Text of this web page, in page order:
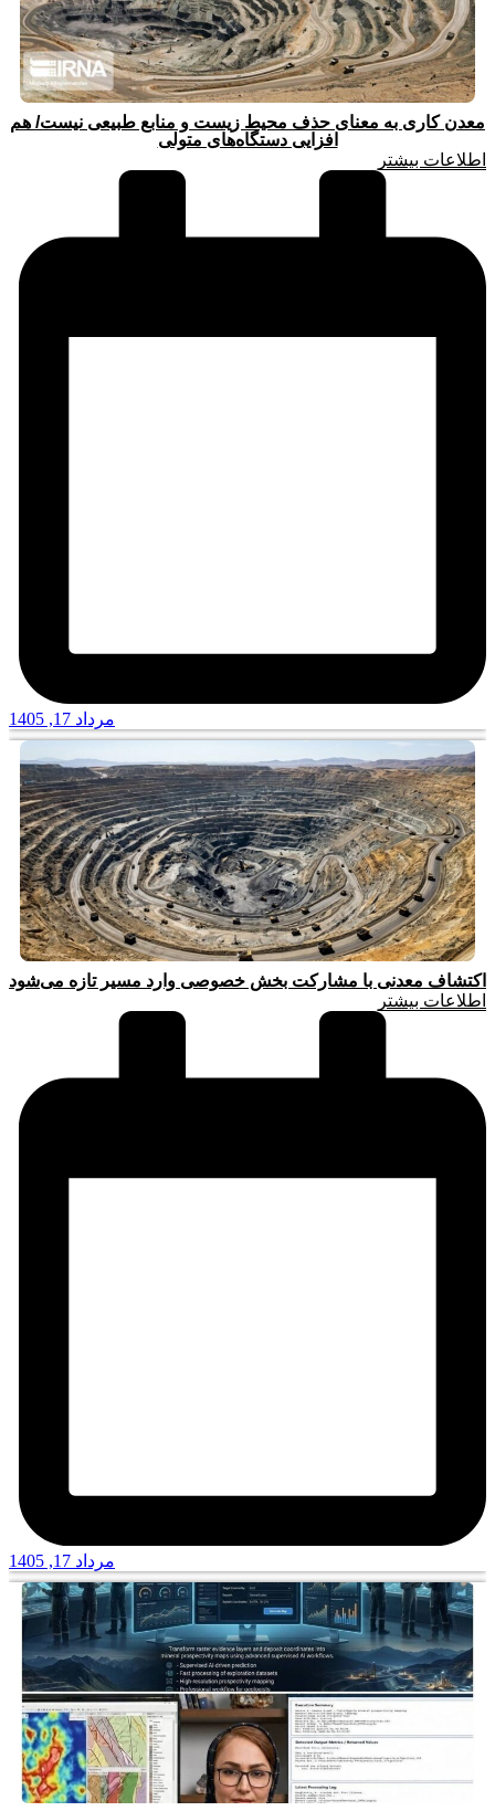
معدن کاری به معنای حذف محیط زیست و منابع طبیعی نیست/ هم
افزایی دستگاه‌های متولی
اطلاعات بیشتر
مرداد 17, 1405
اکتشاف معدنی با مشارکت بخش خصوصی وارد مسیر تازه می‌شود
اطلاعات بیشتر
مرداد 17, 1405